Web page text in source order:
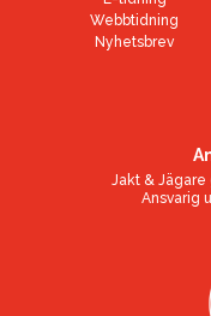
Webbtidning
Nyhetsbrev
Jakt & Jägare
Ansvarig